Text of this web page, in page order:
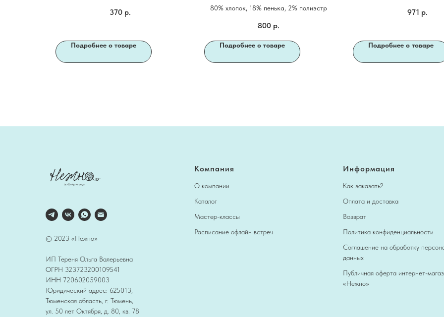
370 р.
Подробнее о товаре
80% хлопок, 18% пенька, 2% полиэстр
800 р.
Подробнее о товаре
971 р.
Подробнее о товаре
© 2023 «Нежно»
ИП Тереня Ольга Валерьевна
ОГРН 323723200109541
ИНН 720602059003
Юридический адрес: 625013,
Тюменская область, г. Тюмень,
ул. 50 лет Октября, д. 80, кв. 78
Компания
О компании
Каталог
Мастер-классы
Расписание офлайн встреч
Информация
Как заказать?
Оплата и доставка
Возврат
Политика конфиденциальности
Соглашение на обработку
данных
Публичная оферта интернет-
«Нежно»